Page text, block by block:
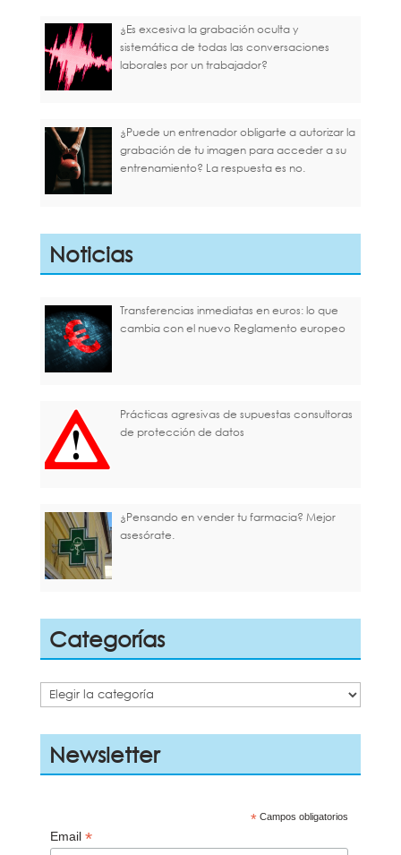
¿Es excesiva la grabación oculta y
sistemática de todas las conversaciones
laborales por un trabajador?
¿Puede un entrenador obligarte a autorizar la
grabación de tu imagen para acceder a su
entrenamiento? La respuesta es no.
Noticias
Transferencias inmediatas en euros: lo que
cambia con el nuevo Reglamento europeo
Prácticas agresivas de supuestas consultoras
de protección de datos
¿Pensando en vender tu farmacia? Mejor
asesórate.
Categorías
Categorías
Newsletter
* Campos obligatorios
Email *